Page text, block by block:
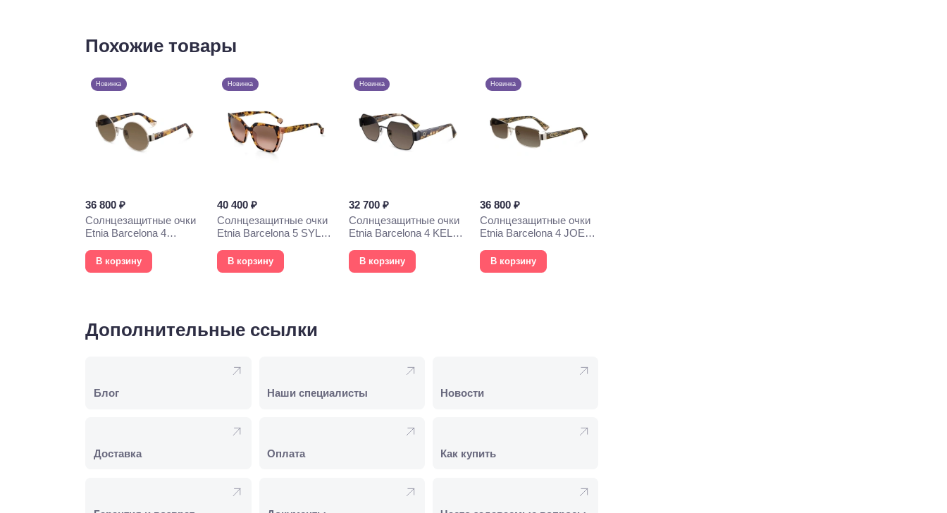
Похожие товары
Новинка
36 800 ₽
Солнцезащитные очки
Etnia Barcelona 4
В корзину
Новинка
40 400 ₽
Солнцезащитные очки
Etnia Barcelona 5 SYLYS
В корзину
Новинка
32 700 ₽
Солнцезащитные очки
Etnia Barcelona 4 KELLY
В корзину
Новинка
36 800 ₽
Солнцезащитные очки
Etnia Barcelona 4 JOEY
В корзину
Дополнительные ссылки
Блог Наши специалисты Новости
Доставка Оплата Как купить